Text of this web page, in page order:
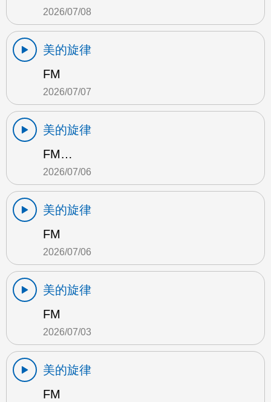
2026/07/08
美的旋律
FM
2026/07/07
美的旋律
FM…
2026/07/06
美的旋律
FM
2026/07/06
美的旋律
FM
2026/07/03
美的旋律
FM